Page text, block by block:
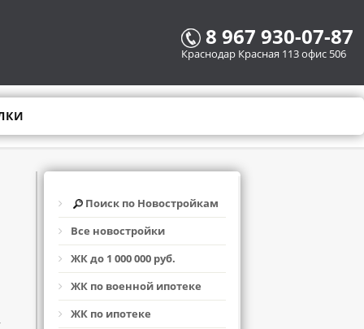
8 967 930-07-87
Краснодар Красная 113 офис 506
Поиск по Новостройкам
Все новостройки
ЖК до 1 000 000 руб.
ЖК по военной ипотеке
ЖК по ипотеке